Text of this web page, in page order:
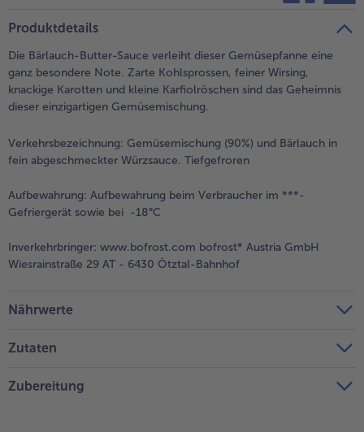
Produktdetails
Die Bärlauch-Butter-Sauce verleiht dieser Gemüsepfanne eine
ganz besondere Note. Zarte Kohlsprossen, feiner Wirsing,
knackige Karotten und kleine Karfiolröschen sind das Geheimnis
dieser einzigartigen Gemüsemischung.
Verkehrsbezeichnung: Gemüsemischung (90%) und Bärlauch in
fein abgeschmeckter Würzsauce. Tiefgefroren
Aufbewahrung: Aufbewahrung beim Verbraucher im ***-
Gefriergerät sowie bei -18°C
Inverkehrbringer: www.bofrost.com bofrost* Austria GmbH
Wiesrainstraße 29 AT - 6430 Ötztal-Bahnhof
Nährwerte
Zutaten
Zubereitung